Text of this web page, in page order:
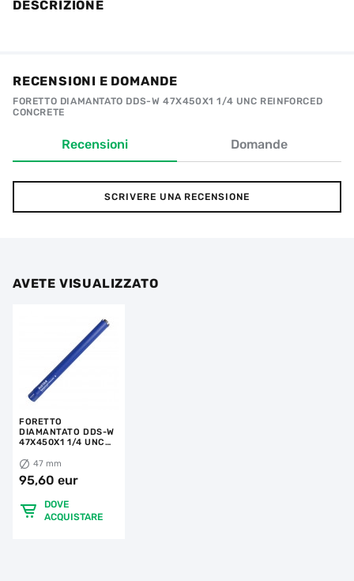
DESCRIZIONE
RECENSIONI E DOMANDE
FORETTO DIAMANTATO DDS-W 47X450X1 1/4 UNC REINFORCED
CONCRETE
Recensioni Domande
SCRIVERE UNA RECENSIONE
AVETE VISUALIZZATO
FORETTO
DIAMANTATO DDS-W
47X450X1 1/4 UNC
CONCRETE
47 mm
95,60 eur
DOVE
ACQUISTARE